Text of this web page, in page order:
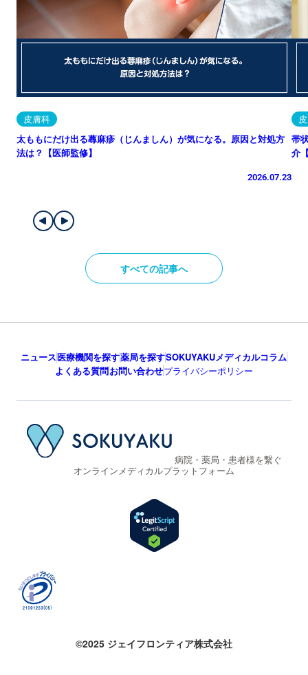
皮膚科
太ももにだけ出る蕁麻疹（じんましん）が気になる。原因と対処方
法は？【医師監修】
2026.07.23
帯
介
すべての記事へ
ニュース医療機関を探す薬局を探すSOKUYAKUメディカルコラム
よくある質問お問い合わせプライバシーポリシー
病院・薬局・患者様を繋ぐ
オンラインメディカルプラットフォーム
©2025 ジェイフロンティア株式会社